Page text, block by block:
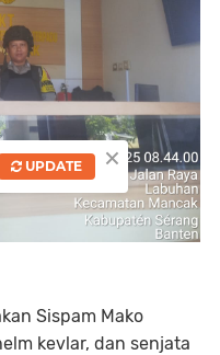
Sispam Mako
kevlar, dan senjata
×
UPDATE